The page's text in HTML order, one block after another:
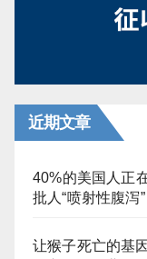
近期文章
40%的美国人正
批人“喷射性腹泻”
让猴子死亡的基